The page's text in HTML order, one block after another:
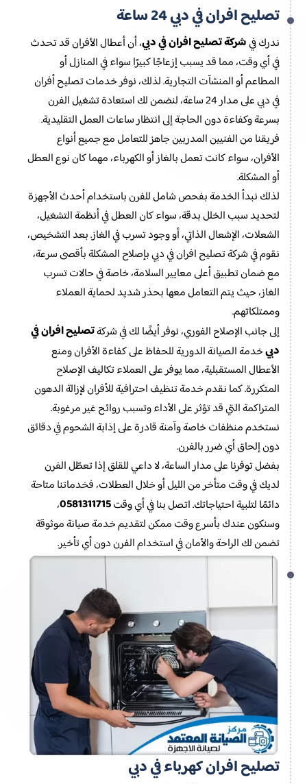
تصليح افران في دبي 24 ساعة
ندرك فيشركة تصليح افران في دبي، أن أعطال الأفران قد تحدث
في أي وقت، مما قد يسبب إزعاجًا كبيرًا سواء في المنازل أو
المطاعم أو المنشآت التجارية. لذلك، نوفر خدمات تصليح أفران
في دبي على مدار 24 ساعة، لنضمن لك استعادة تشغيل الفرن
بسرعة وكفاءة دون الحاجة إلى انتظار ساعات العمل التقليدية.
فريقنا من الفنيين المدربين جاهز للتعامل مع جميع أنواع
الأفران، سواء كانت تعمل بالغاز أو الكهرباء، مهما كان نوع العطل
أو المشكلة.
لذلك نبدأ الخدمة بفحص شامل للفرن باستخدام أحدث الأجهزة
لتحديد سبب الخلل بدقة، سواء كان العطل في أنظمة التشغيل،
الشعلات، الإشعال الذاتي، أو وجود تسرب في الغاز. بعد التشخيص،
نقوم في شركة تصليح افران في دبي بإصلاح المشكلة بأقصى سرعة،
مع ضمان تطبيق أعلى معايير السلامة، خاصة في حالات تسرب
الغاز، حيث يتم التعامل معها بحذر شديد لحماية العملاء
وممتلكاتهم.
إلى جانب الإصلاح الفوري، نوفر أيضًا لك في شركةتصليح افران في
دبيخدمة الصيانة الدورية للحفاظ على كفاءة الأفران ومنع
الأعطال المستقبلية، مما يوفر على العملاء تكاليف الإصلاح
المتكررة. كما نقدم خدمة تنظيف احترافية للأفران لإزالة الدهون
المتراكمة التي قد تؤثر على الأداء وتسبب روائح غير مرغوبة.
نستخدم منظفات خاصة وآمنة قادرة على إذابة الشحوم في دقائق
دون إلحاق أي ضرر بالفرن.
بفضل توفرنا على مدار الساعة، لا داعي للقلق إذا تعطّل الفرن
لديك في وقت متأخر من الليل أو خلال العطلات، فخدماتنا متاحة
دائمًا لتلبية احتياجاتك. اتصل بنا في أي وقت0581311715،
وسنكون عندك بأسرع وقت ممكن لتقديم خدمة صيانة موثوقة
تضمن لك الراحة والأمان في استخدام الفرن دون أي تأخير.
تصليح افران كهرباء في دبي